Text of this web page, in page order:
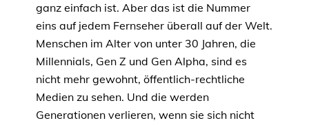
ganz einfach ist. Aber das ist die Nummer
eins auf jedem Fernseher überall auf der Welt.
Menschen im Alter von unter 30 Jahren, die
Millennials, Gen Z und Gen Alpha, sind es
nicht mehr gewohnt, öffentlich-rechtliche
Medien zu sehen. Und die werden
Generationen verlieren, wenn sie sich nicht